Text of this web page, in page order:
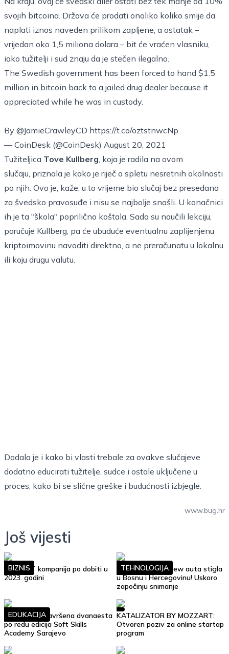
svojih bitcoina. Država će prodati onoliko koliko smije da
naplati iznos naveden prilikom zapljene, a ostatak –
vrijedan oko 1,5 miliona dolara – bit će vraćen vlasniku,
iako tužitelji i sud znaju da je stečen ilegalno.
The Swedish government has been forced to hand $1.5
million in bitcoin back to a jailed drug dealer because it
appreciated while he was in custody.
By @JamieCrawleyCD https://t.co/oztstnwcNp
— CoinDesk (@CoinDesk) August 20, 2021
Tužiteljica Tove Kullberg, koja je radila na ovom
slučaju, priznala je kako je riječ o spletu nesretnih okolnosti
po njih. Ovo je, kaže, u to vrijeme bio slučaj bez presedana
za švedsko pravosuđe i nisu se najbolje snašli. U konačnici
ih je ta "škola" poprilično koštala. Sada su naučili lekciju,
poručuje Kullberg, pa će ubuduće eventualnu zaplijenjenu
kriptoimovinu navoditi direktno, a ne preračunatu u lokalnu
ili koju drugu valutu.
Dodala je i kako bi vlasti trebale za ovakve slučajeve
dodatno educirati tužitelje, sudce i ostale uključene u
proces, kako bi se slične greške i budućnosti izbjegle.
www.bug.hr
Još vijesti
Top 10 IT kompanija po dobiti u
2023. godini
BIZNIS
Google Street View auta stigla
u Bosnu i Hercegovinu! Uskoro
započinju snimanje
TEHNOLOGIJA
Uspješno je završena dvanaesta
po redu edicija Soft Skills
Academy Sarajevo
EDUKACIJA
KATALIZATOR BY MOZZART:
Otvoren poziv za online startap
program